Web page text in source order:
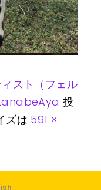
スト（フェル
投
ズは 591 ×